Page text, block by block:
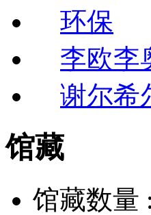
环保
李欧李
谢尔希
馆藏
馆藏数量 :